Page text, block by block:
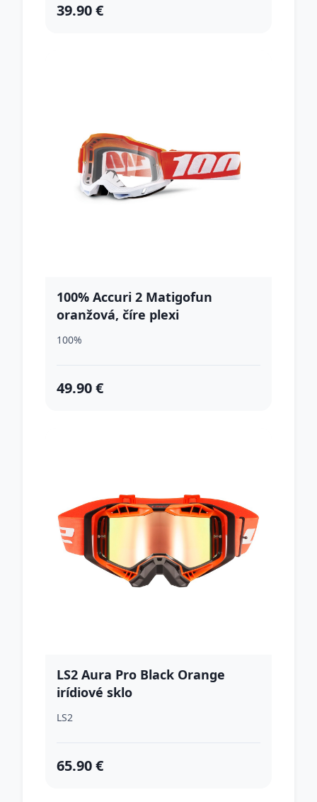
39.90 €
100% Accuri 2 Matigofun
oranžová, číre plexi
100%
49.90 €
LS2 Aura Pro Black Orange
irídiové sklo
LS2
65.90 €